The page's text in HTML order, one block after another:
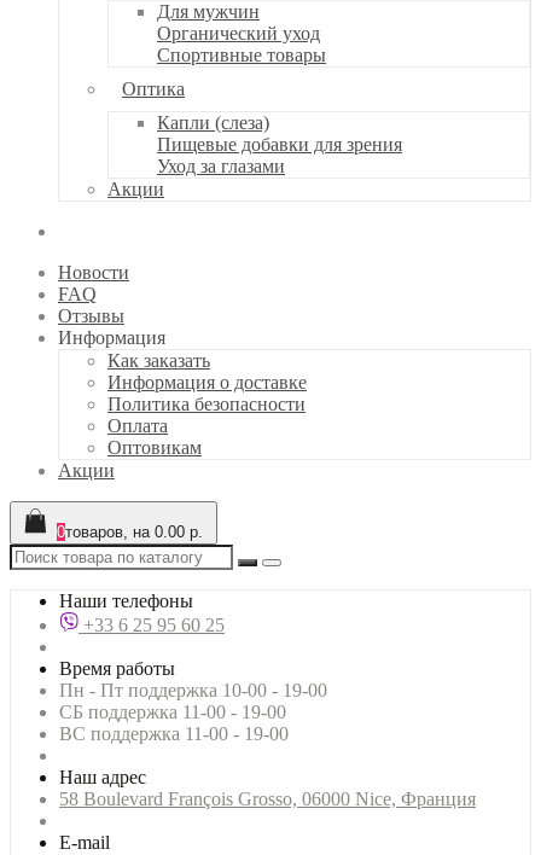
Для мужчин
Органический уход
Спортивные товары
Оптика
Капли (слеза)
Пищевые добавки для зрения
Уход за глазами
Акции
Новости
FAQ
Отзывы
Информация
Как заказать
Информация о доставке
Политика безопасности
Оплата
Оптовикам
Акции
0товаров, на 0.00 р.
Наши телефоны
+33 6 25 95 60 25
Время работы
Пн - Пт поддержка 10-00 - 19-00
СБ поддержка 11-00 - 19-00
ВС поддержка 11-00 - 19-00
Наш адрес
58 Boulevard François Grosso, 06000 Nice, Франция
E-mail